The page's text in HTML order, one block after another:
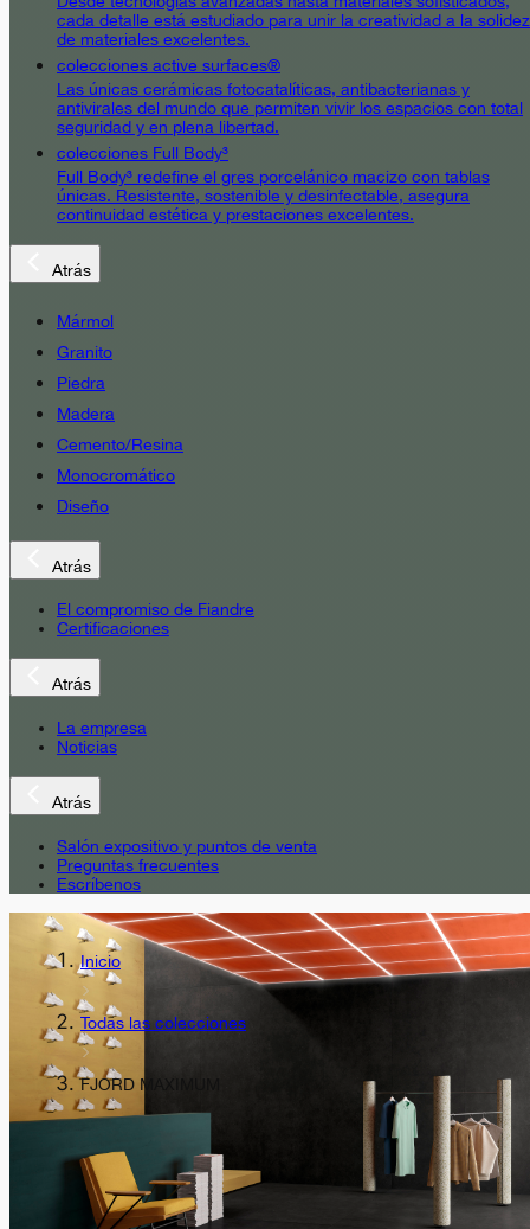
cada detalle está estudiado para unir la creatividad a la solidez
de materiales excelentes.
colecciones active surfaces®
Las únicas cerámicas fotocatalíticas, antibacterianas y
antivirales del mundo que permiten vivir los espacios con total
seguridad y en plena libertad.
colecciones Full Body³
Full Body³ redefine el gres porcelánico macizo con tablas
únicas. Resistente, sostenible y desinfectable, asegura
continuidad estética y prestaciones excelentes.
Atrás
Mármol
Granito
Piedra
Madera
Cemento/Resina
Monocromático
Diseño
Atrás
El compromiso de Fiandre
Certificaciones
Atrás
La empresa
Noticias
Atrás
Salón expositivo y puntos de venta
Preguntas frecuentes
Escríbenos
Inicio
Todas las colecciones
FJORD MAXIMUM